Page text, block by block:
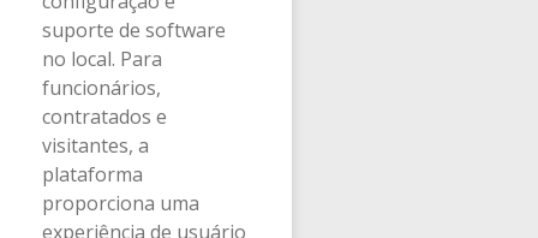
suporte de software
no local. Para
funcionários,
contratados e
visitantes, a
plataforma
proporciona uma
experiência de usuário